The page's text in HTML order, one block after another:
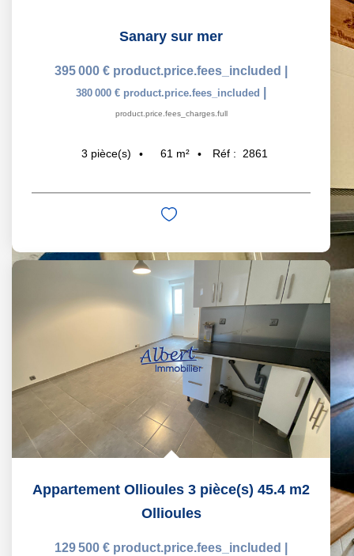
Sanary sur mer
395 000 € product.price.fees_included
380 000 € product.price.fees_included
product.price.fees_charges.full
3 pièce(s) 61 m² Réf : 2861
Appartement Ollioules 3 pièce(s) 45.4 m2
Ollioules
129 500 € product.price.fees_included